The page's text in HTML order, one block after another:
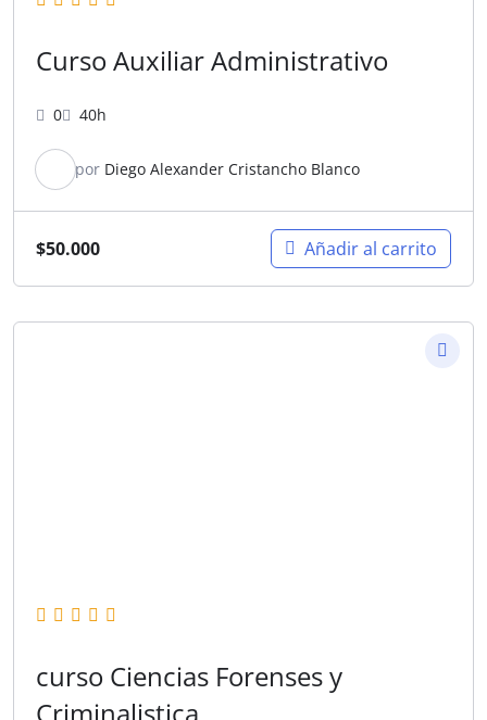
Curso Auxiliar Administrativo
0 40h
por Diego Alexander Cristancho Blanco
$50.000 Añadir al carrito
curso Ciencias Forenses y
Criminalistica